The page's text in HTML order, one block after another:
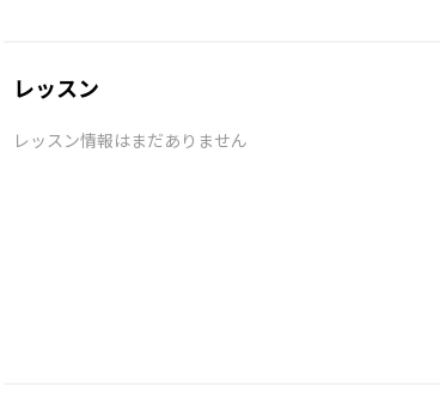
レッスン
レッスン情報はまだありません